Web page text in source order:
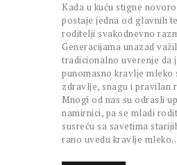
Kada u kuću stigne
postaje jedna od glavnih
roditelji svakodnevno
Generacijama unazad
tradicionalno uverenje da
punomasno kravlje mleko
zdravlje, snagu i pravilan
Mnogi od nas su odrasli
namirnici, pa se mladi
susreću sa savetima
rano uvedu kravlje